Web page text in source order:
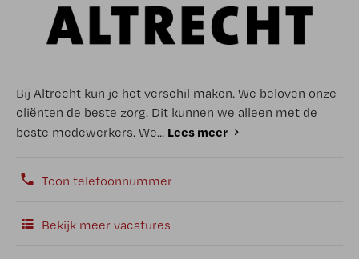
Bij Altrecht kun je het verschil maken. We beloven onze
cliënten de beste zorg. Dit kunnen we alleen met de
beste medewerkers. We... Lees meer
Toon telefoonnummer
Bekijk meer vacatures